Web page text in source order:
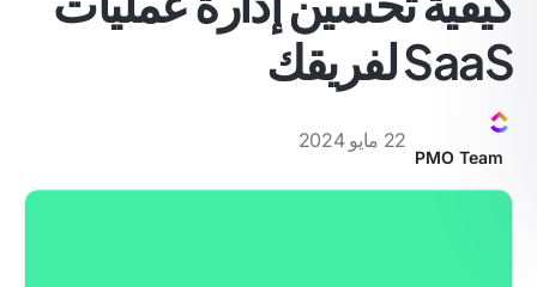
SaaS لفريقك
PMO Team
22 مايو 2024